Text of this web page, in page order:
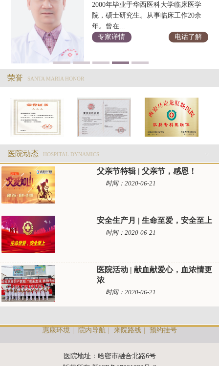
2000年毕业于华西医科大学临床医学
院，硕士研究生。从事临床工作20余
年。曾在...
专家详情
电话了解
荣誉 SANTA MARIA HONOR
医院动态 HOSPITAL DYNAMICS
父亲节特辑 | 父亲节，感恩！
时间：2020-06-21
安全生产月 | 生命至爱，安全至上
时间：2020-06-21
医院活动 | 献血献爱心，血浓情更
浓
时间：2020-06-21
惠康环境 | 院内导航 | 来院路线 | 预约挂号
医院地址：哈密市融合北路6号